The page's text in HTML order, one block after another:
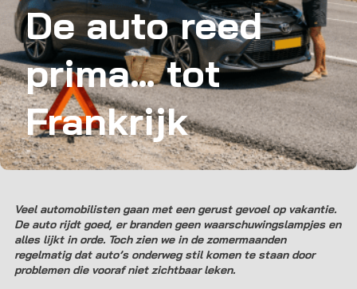
De auto reed
prima… tot
Frankrijk
Veel automobilisten gaan met een gerust gevoel op vakantie.
De auto rijdt goed, er branden geen waarschuwingslampjes en
alles lijkt in orde. Toch zien we in de zomermaanden
regelmatig dat auto’s onderweg stil komen te staan door
problemen die vooraf niet zichtbaar leken.